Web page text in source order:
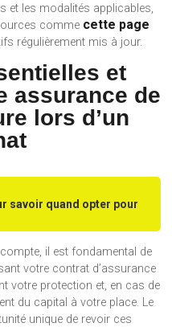
et les modalités applicables,
comme cette page
régulièrement mis à jour.
et
assurance de
lors d’un
savoir quand opter pour
il est fondamental de
votre contrat d’assurance
votre protection et, en cas de
du capital à votre place. Le
unique de revoir ces